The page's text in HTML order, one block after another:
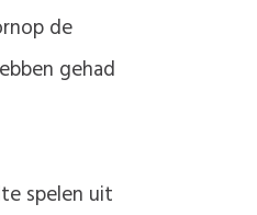
de
gehad
spelen uit